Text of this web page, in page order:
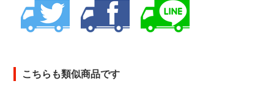
こちらも類似商品です